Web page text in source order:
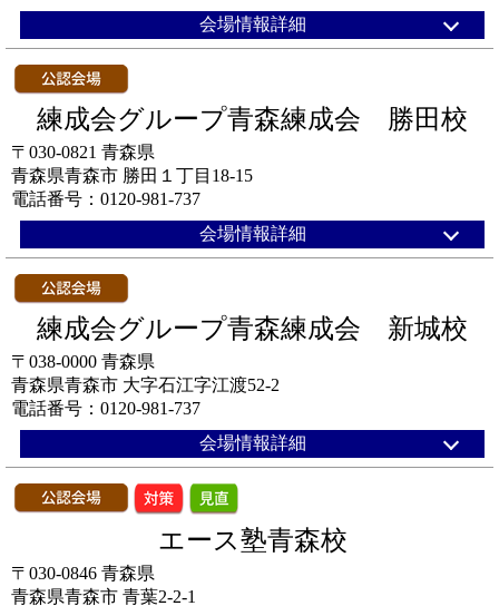
会場情報詳細
練成会グループ青森練成会 勝田校
〒030-0821 青森県
青森県青森市 勝田１丁目18-15
電話番号：0120-981-737
会場情報詳細
練成会グループ青森練成会 新城校
〒038-0000 青森県
青森県青森市 大字石江字江渡52-2
電話番号：0120-981-737
会場情報詳細
エース塾青森校
〒030-0846 青森県
青森県青森市 青葉2-2-1